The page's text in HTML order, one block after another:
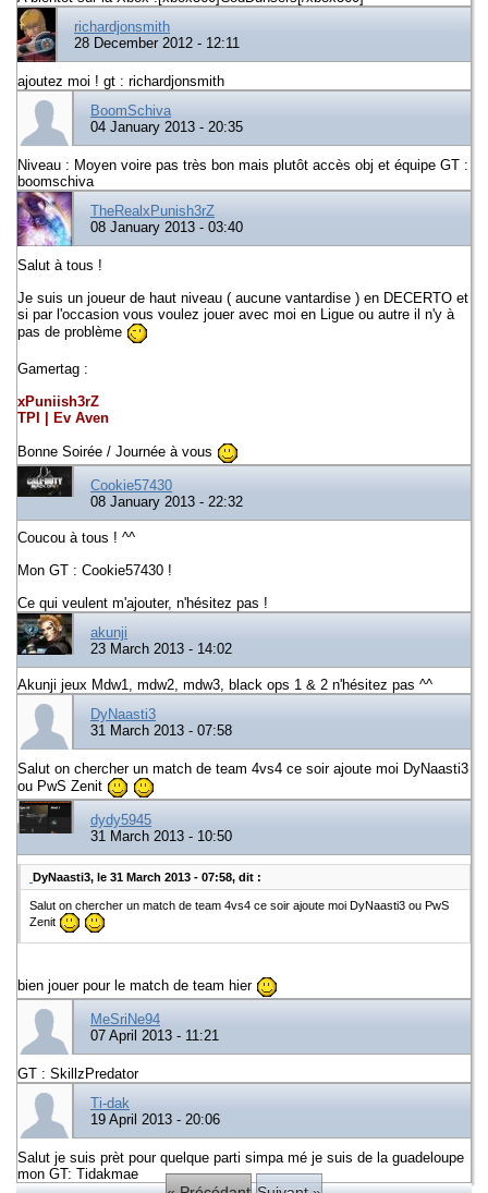
richardjonsmith
28 December 2012 - 12:11
ajoutez moi ! gt : richardjonsmith
BoomSchiva
04 January 2013 - 20:35
Niveau : Moyen voire pas très bon mais plutôt accès obj et équipe GT :
boomschiva
TheRealxPunish3rZ
08 January 2013 - 03:40
Salut à tous !
Je suis un joueur de haut niveau ( aucune vantardise ) en DECERTO et
si par l'occasion vous voulez jouer avec moi en Ligue ou autre il n'y à
pas de problème
Gamertag :
xPuniish3rZ
TPI | Ev Aven
Bonne Soirée / Journée à vous
Cookie57430
08 January 2013 - 22:32
Coucou à tous ! ^^
Mon GT : Cookie57430 !
Ce qui veulent m'ajouter, n'hésitez pas !
akunji
23 March 2013 - 14:02
Akunji jeux Mdw1, mdw2, mdw3, black ops 1 & 2 n'hésitez pas ^^
DyNaasti3
31 March 2013 - 07:58
Salut on chercher un match de team 4vs4 ce soir ajoute moi DyNaasti3
ou PwS Zenit
dydy5945
31 March 2013 - 10:50
DyNaasti3, le 31 March 2013 - 07:58, dit :
Salut on chercher un match de team 4vs4 ce soir ajoute moi DyNaasti3 ou PwS
Zenit
bien jouer pour le match de team hier
MeSriNe94
07 April 2013 - 11:21
GT : SkillzPredator
Ti-dak
19 April 2013 - 20:06
Salut je suis prèt pour quelque parti simpa mé je suis de la guadeloupe
mon GT: Tidakmae